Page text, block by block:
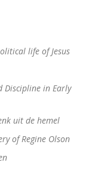
van
life of Jesus
Discipline in Early
uit de hemel
of Regine Olson